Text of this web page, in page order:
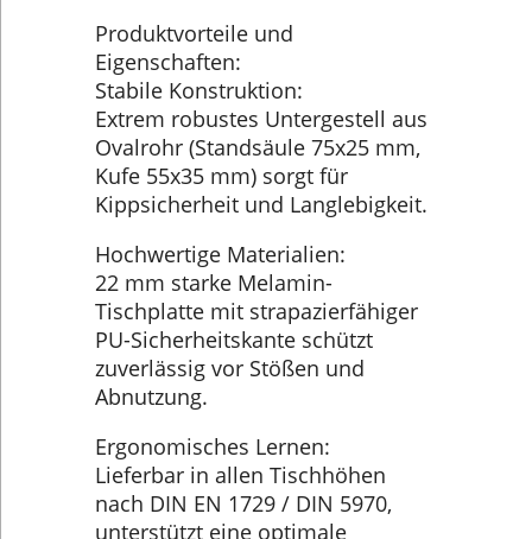
Produktvorteile und
Eigenschaften:
Stabile Konstruktion:
Extrem robustes Untergestell aus
Ovalrohr (Standsäule 75x25 mm,
Kufe 55x35 mm) sorgt für
Kippsicherheit und Langlebigkeit.
Hochwertige Materialien:
22 mm starke Melamin-
Tischplatte mit strapazierfähiger
PU-Sicherheitskante schützt
zuverlässig vor Stößen und
Abnutzung.
Ergonomisches Lernen:
Lieferbar in allen Tischhöhen
nach DIN EN 1729 / DIN 5970,
unterstützt eine optimale